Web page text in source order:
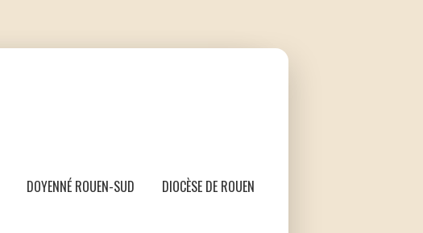
DOYENNÉ ROUEN-SUD DIOCÈSE DE ROUEN